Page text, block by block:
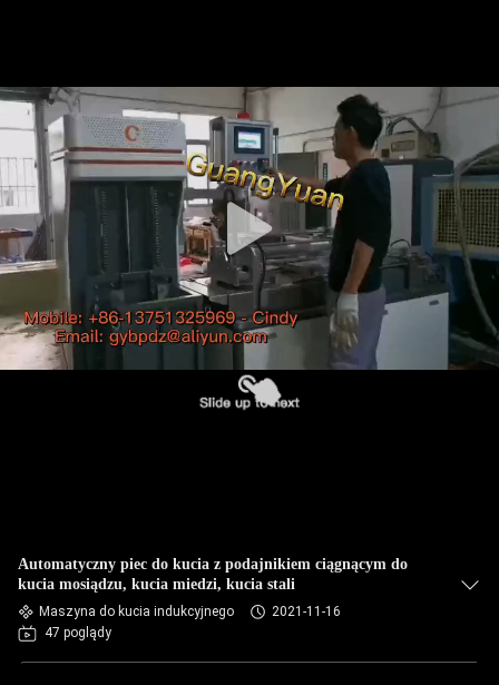
Automatyczny piec do kucia z podajnikiem ciągnącym do
kucia mosiądzu, kucia miedzi, kucia stali
Maszyna do kucia indukcyjnego
2021-11-16
47 poglądy